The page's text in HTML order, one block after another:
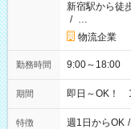
新宿駅から徒
/ …
物流企業
勤務時間 9:00～18:00
期間 即日～OK！
特徴 週1日からOK /